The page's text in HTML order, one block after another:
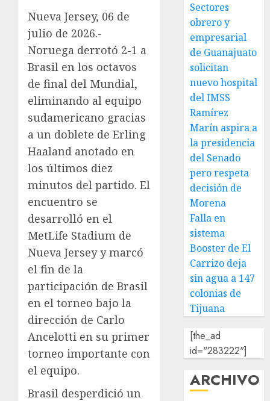
Nueva Jersey, 06 de
julio de 2026.-
Noruega derrotó 2-1 a
Brasil en los octavos
de final del Mundial,
eliminando al equipo
sudamericano gracias
a un doblete de Erling
Haaland anotado en
los últimos diez
minutos del partido. El
encuentro se
desarrolló en el
MetLife Stadium de
Nueva Jersey y marcó
el fin de la
participación de Brasil
en el torneo bajo la
dirección de Carlo
Ancelotti en su primer
torneo importante con
el equipo.
Brasil desperdició un
Sectores
obrero y
empresarial
de Guanajuato
solicitan
nuevo hospital
del IMSS
Ramírez
Marín aspira a
la presidencia
del Senado
pero respeta
decisión de
Morena
Falla en
sistema
Booster de El
Carrizo deja
sin agua a 147
colonias de
Tijuana
[the_ad
id="283222"]
ARCHIVO